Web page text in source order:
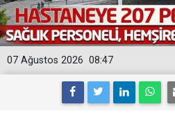
08:47
07 Ağustos 2026